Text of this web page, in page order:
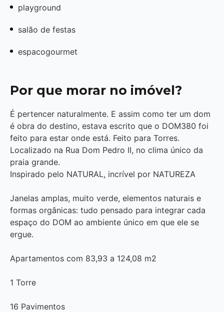
playground
salão de festas
espacogourmet
Por que morar no imóvel?
É pertencer naturalmente. E assim como ter um dom
é obra do destino, estava escrito que o DOM380 foi
feito para estar onde está. Feito para Torres.
Localizado na Rua Dom Pedro II, no clima único da
praia grande.
Inspirado pelo NATURAL, incrível por NATUREZA
Janelas amplas, muito verde, elementos naturais e
formas orgânicas: tudo pensado para integrar cada
espaço do DOM ao ambiente único em que ele se
ergue.
Apartamentos com 83,93 a 124,08 m2
1 Torre
16 Pavimentos